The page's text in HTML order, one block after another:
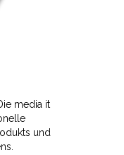
media it
und